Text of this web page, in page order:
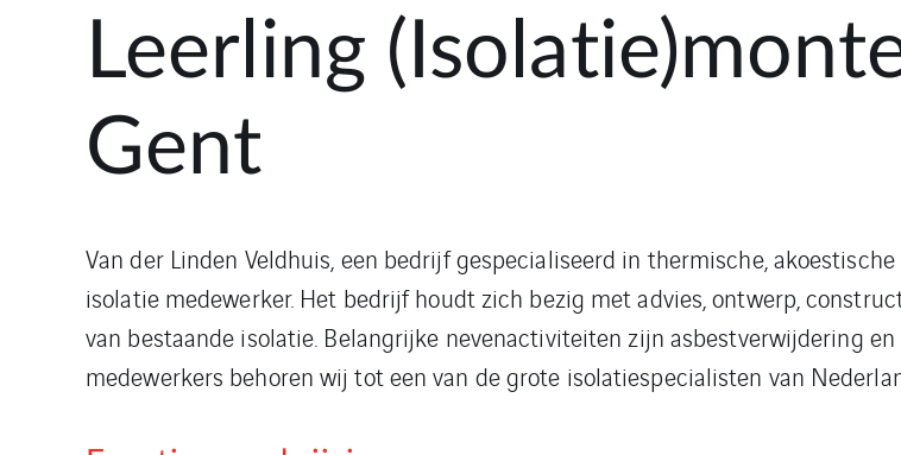
Leerling
Gent
Van der Linden Veldhuis, een bedrijf gespecialiseerd in thermische,
isolatie medewerker. Het bedrijf houdt zich bezig met advies, ontwerp,
van bestaande isolatie. Belangrijke nevenactiviteiten zijn asbestverwijdering
medewerkers behoren wij tot een van de grote isolatiespecialisten van